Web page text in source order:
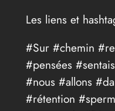
Les liens et
#Sur #chemin
#pensées
#nous #allons
#rétention